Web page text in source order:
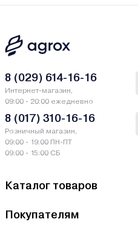
Каталог товаров
Покупателям
8 (029) 614-16-16
Интернет-магазин,
09:00 - 20:00 ежедневно
8 (017) 310-16-16
Розничный магазин,
09:00 - 19:00 ПН-ПТ
09:00 - 15:00 СБ